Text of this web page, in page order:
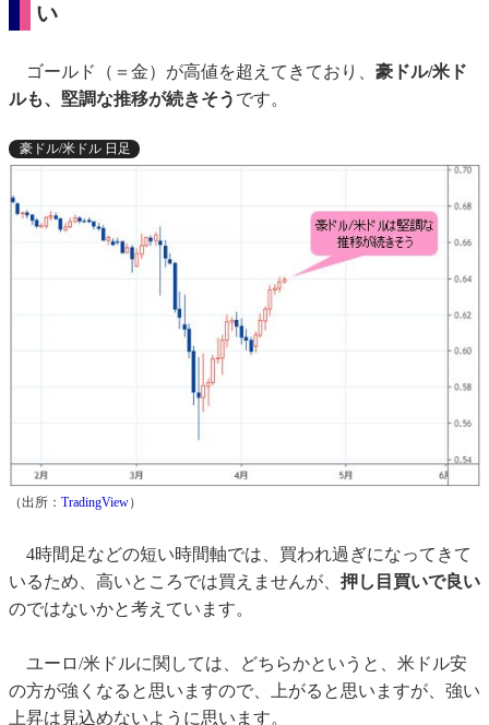
い
ゴールド（＝金）が高値を超えてきており、 豪ドル/米ド
ルも、堅調な推移が続きそう です。
豪ドル/米ドル 日足
（出所： TradingView）
4時間足などの短い時間軸では、買われ過ぎになってきて
いるため、高いところでは買えませんが、 押し目買いで良い
のではないかと考えています。
ユーロ/米ドルに関しては、どちらかというと、米ドル安
の方が強くなると思いますので、上がると思いますが、強い
上昇は見込めないように思います。